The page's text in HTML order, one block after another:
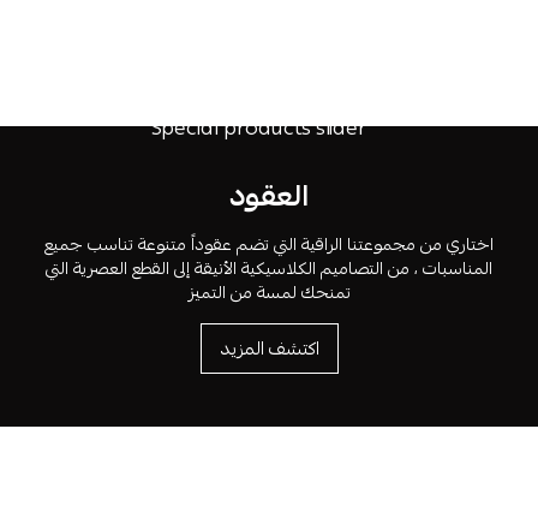
العقود
اختاري من مجموعتنا الراقية التي تضم عقوداً متنوعة تناسب جميع
المناسبات ، من التصاميم الكلاسيكية الأنيقة إلى القطع العصرية التي
تمنحك لمسة من التميز
اكتشف المزيد